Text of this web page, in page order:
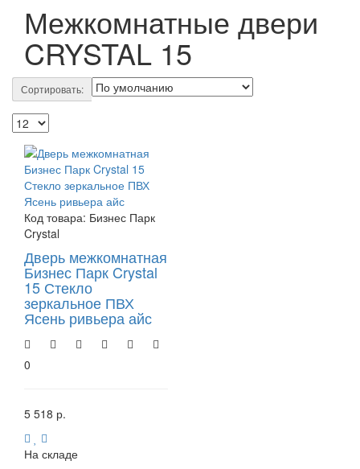
Межкомнатные двери
CRYSTAL 15
Сортировать:
Код товара: Бизнес Парк
Crystal
Дверь межкомнатная
Бизнес Парк Crystal
15 Стекло
зеркальное ПВХ
Ясень ривьера айс
0
5 518 р.
На складе